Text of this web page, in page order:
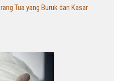
Tua yang Buruk dan Kasar